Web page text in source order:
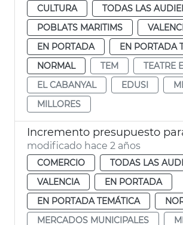
CULTURA
TODAS LAS
POBLATS MARITIMS
EN PORTADA
EN PORTADA
NORMAL
TEM
TEATRE
EL CABANYAL
EDUSI
MILLORES
modificado hace 2 años
COMERCIO
TODAS LAS
VALENCIA
EN PORTADA
EN PORTADA TEMÁTICA
MERCADOS MUNICIPALES